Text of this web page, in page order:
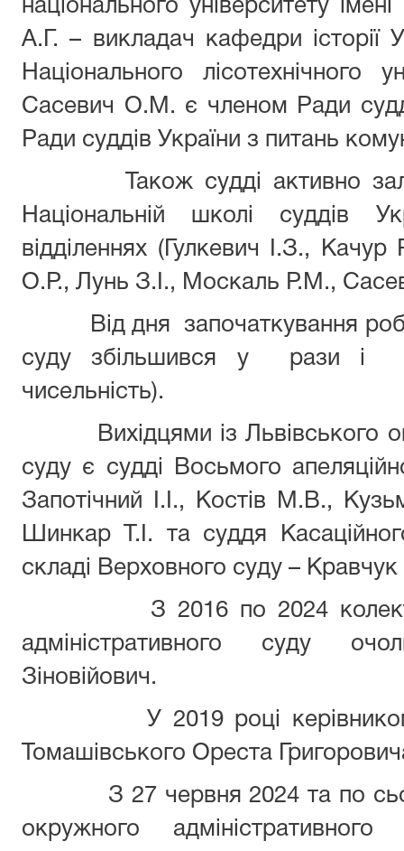
національного університету
А.Г. – викладач кафедри історії
Національного лісотехнічного
Сасевич О.М. є членом Ради
Ради суддів України з питань
Також судді активно
Національній школі суддів
відділеннях (Гулкевич І.З.,
О.Р., Лунь З.І., Москаль Р.М.,
Від дня започаткування
суду збільшився у рази і
чисельність).
Вихідцями із Львівського
суду є судді Восьмого
Запотічний І.І., Костів М.В.,
Шинкар Т.І. та суддя
складі Верховного суду –
З 2016 по 2024 колектив
адміністративного суду
Зіновійович.
У 2019 році керівником
Томашівського Ореста
З 27 червня 2024 та по
окружного